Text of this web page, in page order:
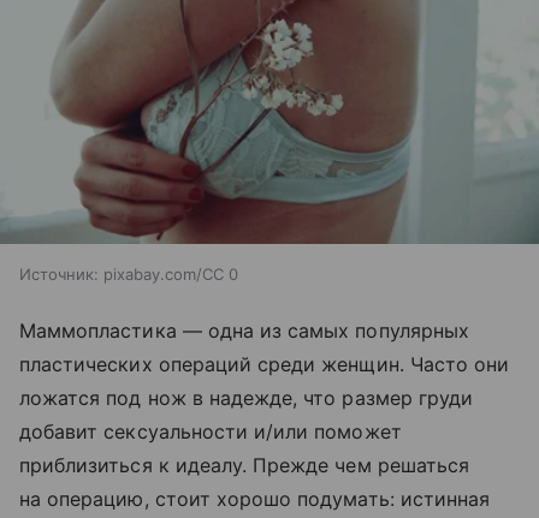
Источник: pixabay.com/CC 0
Маммопластика — одна из самых популярных
пластических операций среди женщин. Часто они
ложатся под нож в надежде, что размер груди
добавит сексуальности и/или поможет
приблизиться к идеалу. Прежде чем решаться
на операцию, стоит хорошо подумать: истинная